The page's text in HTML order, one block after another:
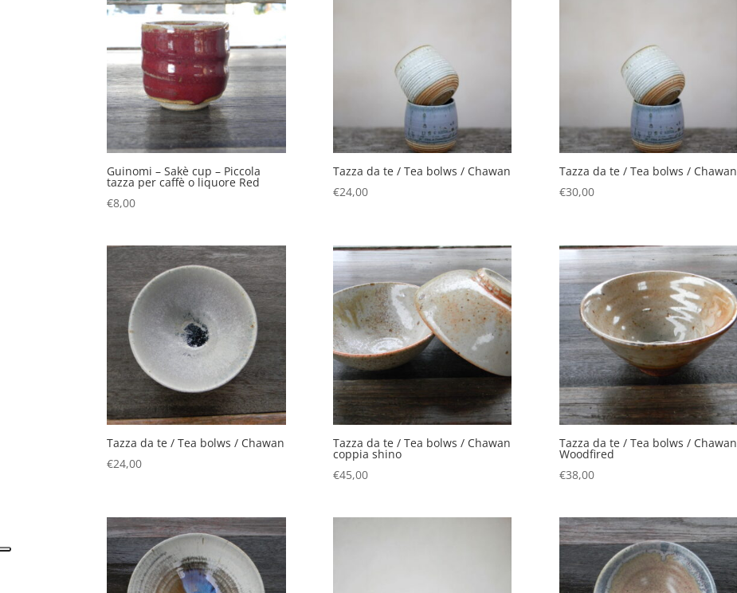
Guinomi – Sakè cup – Piccola
tazza per caffè o liquore Red
€8,00
Tazza da te / Tea bolws / Chawan
€24,00
Tazza da te / Tea bolws / Chawan
€30,00
Tazza da te / Tea bolws / Chawan
€24,00
Tazza da te / Tea bolws / Chawan
coppia shino
€45,00
Tazza da te / Tea bolws / Chawan
Woodfired
€38,00